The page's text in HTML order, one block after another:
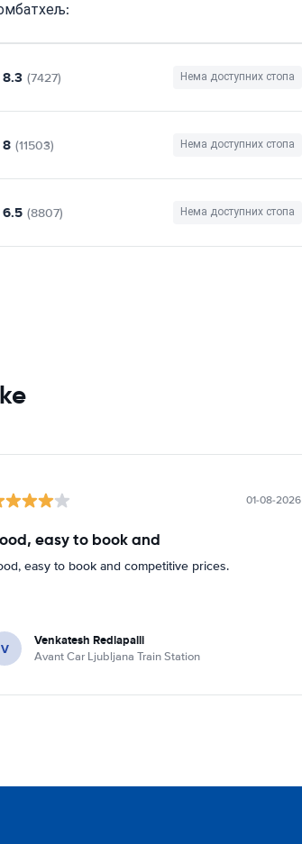
8.3 (7427) Нема доступних стопа
8 (11503) Нема доступних стопа
6.5 (8807) Нема доступних стопа
01-08-2026
easy to book and
easy to book and competitive prices.
V Venkatesh Redlapalli
Avant Car Ljubljana Train Station